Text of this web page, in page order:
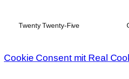
Twenty Twenty-Five
Cookie Consent mit Real